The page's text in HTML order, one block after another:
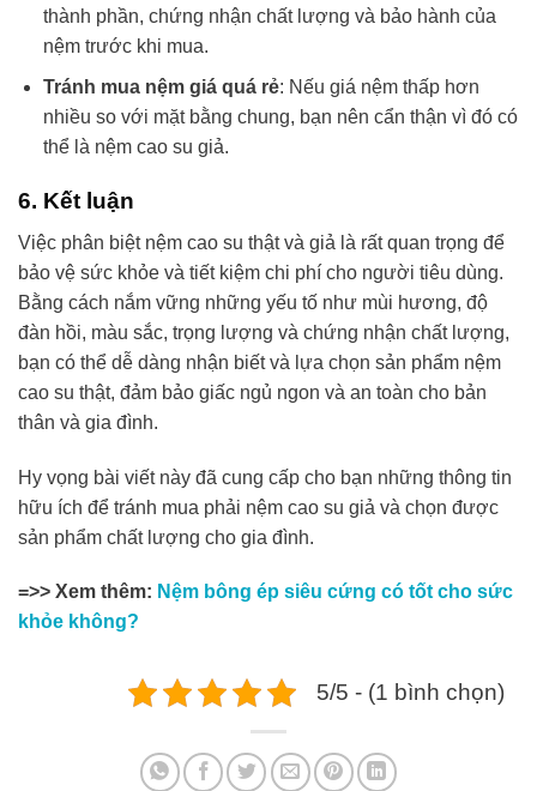
thành phần, chứng nhận chất lượng và bảo hành của
nệm trước khi mua.
Tránh mua nệm giá quá rẻ: Nếu giá nệm thấp hơn
nhiều so với mặt bằng chung, bạn nên cẩn thận vì đó có
thể là nệm cao su giả.
6. Kết luận
Việc phân biệt nệm cao su thật và giả là rất quan trọng để
bảo vệ sức khỏe và tiết kiệm chi phí cho người tiêu dùng.
Bằng cách nắm vững những yếu tố như mùi hương, độ
đàn hồi, màu sắc, trọng lượng và chứng nhận chất lượng,
bạn có thể dễ dàng nhận biết và lựa chọn sản phẩm nệm
cao su thật, đảm bảo giấc ngủ ngon và an toàn cho bản
thân và gia đình.
Hy vọng bài viết này đã cung cấp cho bạn những thông tin
hữu ích để tránh mua phải nệm cao su giả và chọn được
sản phẩm chất lượng cho gia đình.
=>> Xem thêm: Nệm bông ép siêu cứng có tốt cho sức
khỏe không?
5/5 - (1 bình chọn)